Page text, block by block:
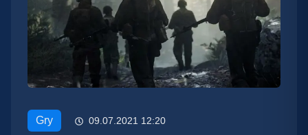
Gry 09.07.2021 12:20